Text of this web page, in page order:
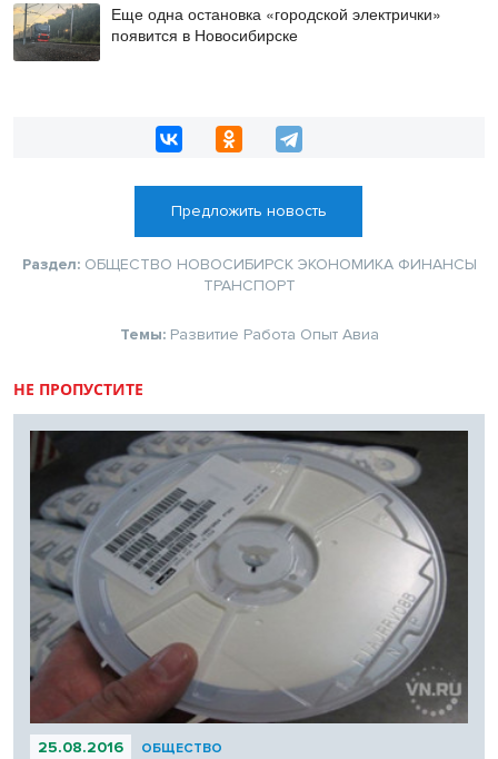
Еще одна остановка «городской электрички»
появится в Новосибирске
Предложить новость
Раздел: ОБЩЕСТВО НОВОСИБИРСК ЭКОНОМИКА ФИНАНСЫ
ТРАНСПОРТ
Темы: Развитие Работа Опыт Авиа
НЕ ПРОПУСТИТЕ
25.08.2016 ОБЩЕСТВО